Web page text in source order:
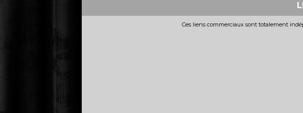
Ces liens commerciaux sont totalement